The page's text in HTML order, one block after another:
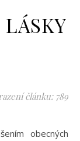
LÁSKY
článku: 789
obecných